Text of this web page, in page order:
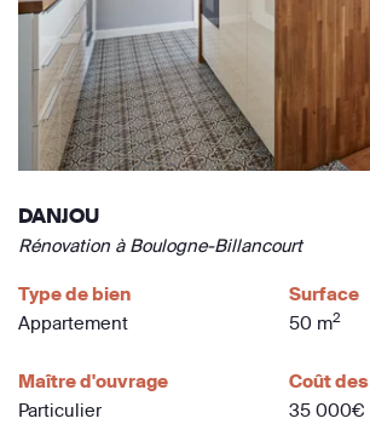
DANJOU
Rénovation à Boulogne-Billancourt
Type de bien
Appartement
Surface
50 m2
Maître d'ouvrage
Particulier
Coût
35 000€